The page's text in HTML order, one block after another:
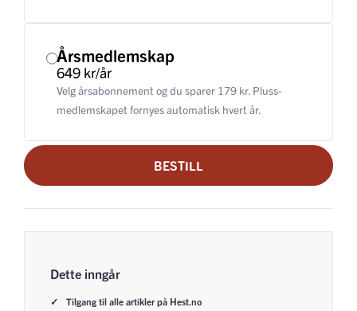
Årsmedlemskap
649 kr/år
Velg årsabonnement og du sparer 179 kr. Pluss-
medlemskapet fornyes automatisk hvert år.
BESTILL
Dette inngår
Tilgang til alle artikler på Hest.no